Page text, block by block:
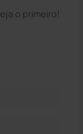
o primeiro!